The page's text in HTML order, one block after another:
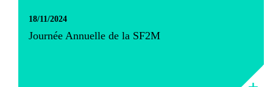
18/11/2024
Journée Annuelle de la SF2M